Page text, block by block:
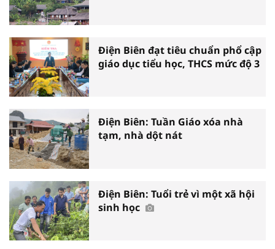
Điện Biên đạt tiêu chuẩn phổ cập
giáo dục tiểu học, THCS mức độ 3
Điện Biên: Tuần Giáo xóa nhà
tạm, nhà dột nát
Điện Biên: Tuổi trẻ vì một xã hội
sinh học